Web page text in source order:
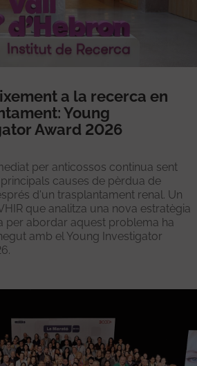
a la recerca en
Young
Award 2026
per anticossos continua sent
causes de pèrdua de
d'un trasplantament renal. Un
que analitza una nova estratègia
per abordar aquest problema ha
amb el Young Investigator